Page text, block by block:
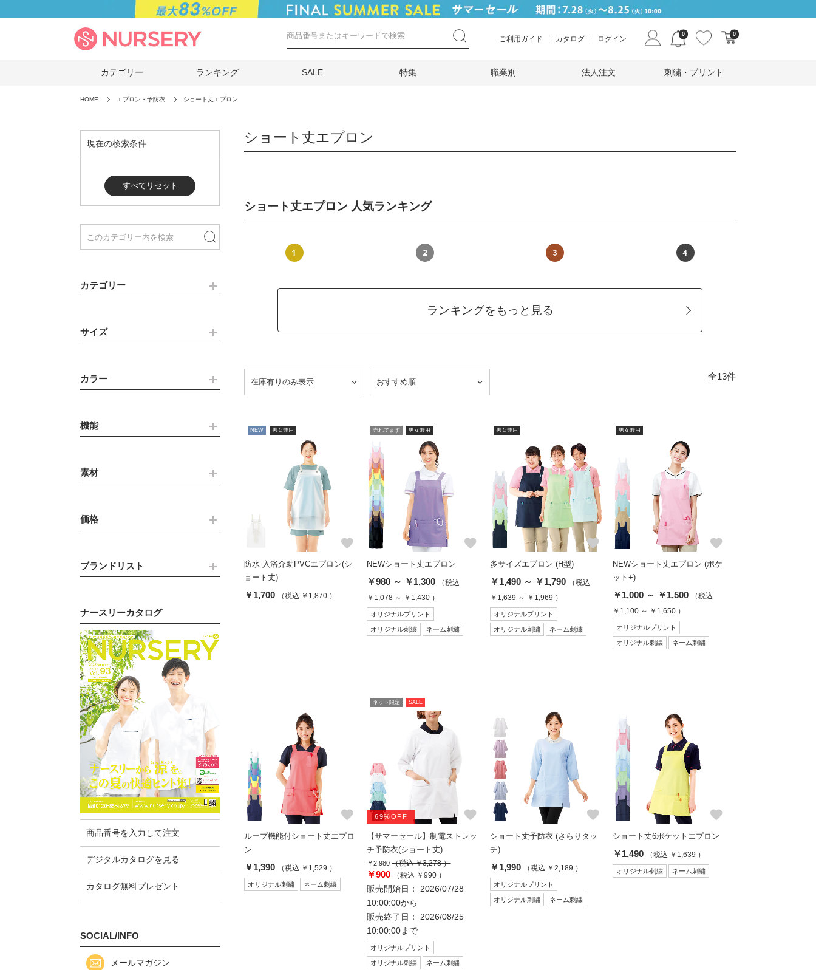
ご利用ガイド カタログ ログイン
0 0
カテゴリー ランキング SALE 特集 職業別 法人注文 刺繍・プリント
HOME エプロン・予防衣 ショート丈エプロン
現在の検索条件
すべてリセット
カテゴリー
サイズ
カラー
機能
素材
価格
ブランドリスト
ナースリーカタログ
商品番号を入力して注文
デジタルカタログを見る
カタログ無料プレゼント
SOCIAL/INFO
メールマガジン
ショート丈エプロン
ショート丈エプロン 人気ランキング
ランキングをもっと見る
全13件
NEW 男女兼用
favorite
防水 入浴介助PVCエプロン(シ
ョート丈)
￥1,700 （税込 ￥1,870 ）
売れてます 男女兼用
favorite
NEWショート丈エプロン
￥980 ～ ￥1,300
（税込
￥1,078 ～ ￥1,430 ）
オリジナルプリント
オリジナル刺繍 ネーム刺繍
男女兼用
favorite
多サイズエプロン (H型)
￥1,490 ～ ￥1,790
（税込
￥1,639 ～ ￥1,969 ）
オリジナルプリント
オリジナル刺繍 ネーム刺繍
男女兼用
favorite
NEWショート丈エプロン (ポケ
ット+)
￥1,000 ～ ￥1,500
（税込
￥1,100 ～ ￥1,650 ）
オリジナルプリント
オリジナル刺繍 ネーム刺繍
favorite
ループ機能付ショート丈エプロ
ン
￥1,390 （税込 ￥1,529 ）
オリジナル刺繍 ネーム刺繍
ネット限定 SALE
69%OFF favorite
【サマーセール】制電ストレッ
チ予防衣(ショート丈)
￥2,980（税込 ￥3,278 ）
￥900 （税込 ￥990 ）
販売開始日： 2026/07/28
10:00:00から
販売終了日： 2026/08/25
10:00:00まで
オリジナルプリント
オリジナル刺繍 ネーム刺繍
favorite
ショート丈予防衣 (さらりタッ
チ)
￥1,990 （税込 ￥2,189 ）
オリジナルプリント
オリジナル刺繍 ネーム刺繍
favorite
ショート丈6ポケットエプロン
￥1,490 （税込 ￥1,639 ）
オリジナル刺繍 ネーム刺繍